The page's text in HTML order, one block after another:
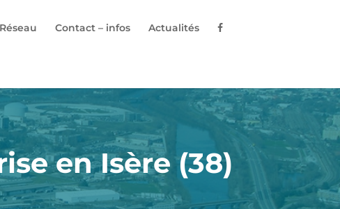
Réseau Contact – infos Actualités
en Isère (38)